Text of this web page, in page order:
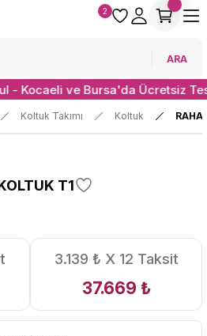
ARA
2
- Kocaeli ve Bursa'da Ücretsiz
Koltuk Takımı Koltuk
T1
3.139 ₺ X 12 Taksit
37.669 ₺